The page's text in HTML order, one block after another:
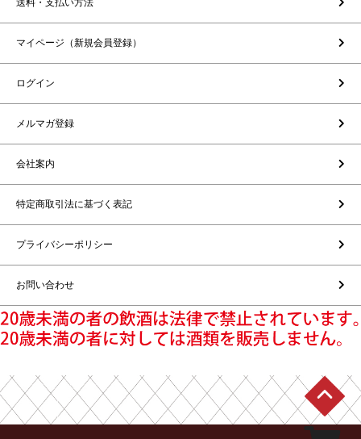
送料・支払い方法
マイページ（新規会員登録）
ログイン
メルマガ登録
会社案内
特定商取引法に基づく表記
プライバシーポリシー
お問い合わせ